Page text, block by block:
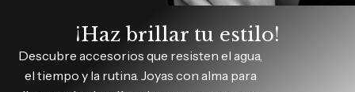
¡Haz brillar tu estilo!
Descubre accesorios que resisten el agua,
el tiempo y la rutina. Joyas con alma para